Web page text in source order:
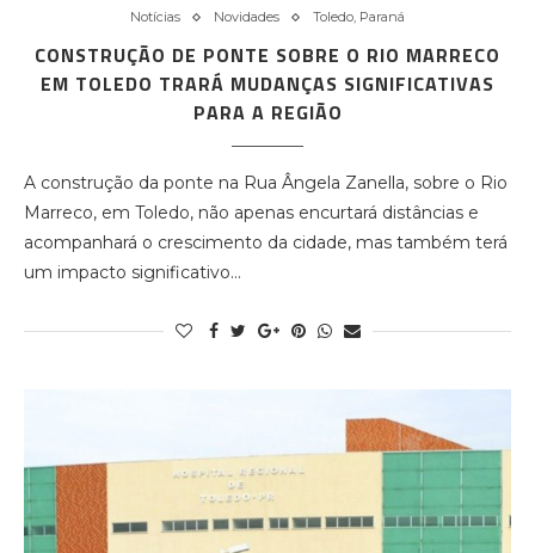
Notícias Novidades Toledo, Paraná
CONSTRUÇÃO DE PONTE SOBRE O RIO MARRECO
EM TOLEDO TRARÁ MUDANÇAS SIGNIFICATIVAS
PARA A REGIÃO
A construção da ponte na Rua Ângela Zanella, sobre o Rio
Marreco, em Toledo, não apenas encurtará distâncias e
acompanhará o crescimento da cidade, mas também terá
um impacto significativo…